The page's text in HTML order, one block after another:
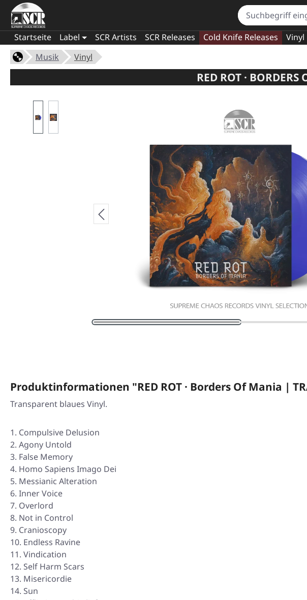
Startseite Label SCR Artists SCR Releases Cold Knife Releases Vinyl
Musik
Vinyl
RED ROT ·
Produktinformationen "RED ROT · Borders Of Mania |
Transparent blaues Vinyl.
Compulsive Delusion
Agony Untold
False Memory
Homo Sapiens Imago Dei
Messianic Alteration
Inner Voice
Overlord
Not in Control
Cranioscopy
Endless Ravine
Vindication
Self Harm Scars
Misericordie
Sun